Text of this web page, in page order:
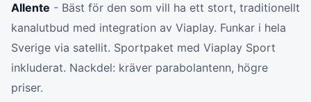
Allente - Bäst för den som vill ha ett stort, traditionellt
kanalutbud med integration av Viaplay. Funkar i hela
Sverige via satellit. Sportpaket med Viaplay Sport
inkluderat. Nackdel: kräver parabolantenn, högre
priser.